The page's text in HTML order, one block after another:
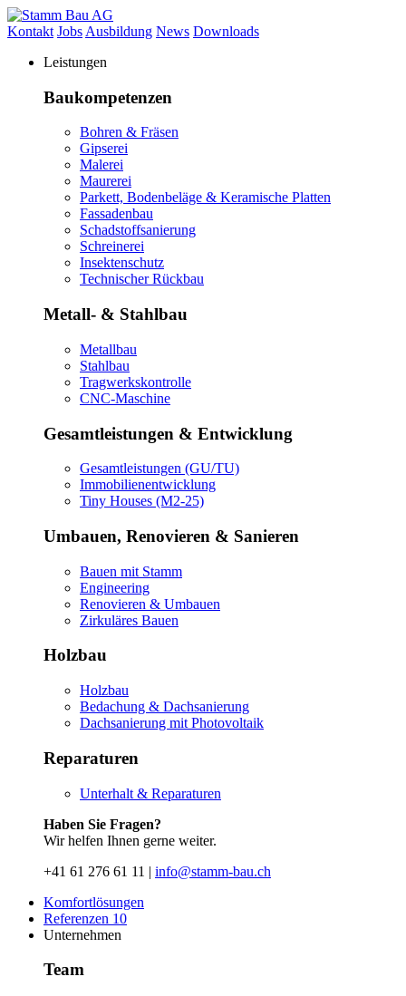
Kontakt Jobs Ausbildung News Downloads
Leistungen
Baukompetenzen
Bohren & Fräsen
Gipserei
Malerei
Maurerei
Parkett, Bodenbeläge & Keramische Platten
Fassadenbau
Schadstoffsanierung
Schreinerei
Insektenschutz
Technischer Rückbau
Metall- & Stahlbau
Metallbau
Stahlbau
Tragwerkskontrolle
CNC-Maschine
Gesamtleistungen & Entwicklung
Gesamtleistungen (GU/TU)
Immobilienentwicklung
Tiny Houses (M2-25)
Umbauen, Renovieren & Sanieren
Bauen mit Stamm
Engineering
Renovieren & Umbauen
Zirkuläres Bauen
Holzbau
Holzbau
Bedachung & Dachsanierung
Dachsanierung mit Photovoltaik
Reparaturen
Unterhalt & Reparaturen
Haben Sie Fragen?
Wir helfen Ihnen gerne weiter.
+41 61 276 61 11 | info@stamm-bau.ch
Komfortlösungen
Referenzen 10
Unternehmen
Team